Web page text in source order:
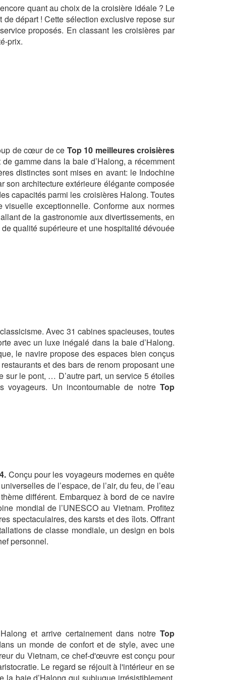
quant au choix de la croisière idéale ? Le
départ ! Cette sélection exclusive repose sur
proposés. En classant les croisières par
prix.
de cœur de ce Top 10 meilleures croisières
gamme dans la baie d’Halong, a récemment
distinctes sont mises en avant: le Indochine
son architecture extérieure élégante composée
capacités parmi les croisières Halong. Toutes
exceptionnelle. Conforme aux normes
de la gastronomie aux divertissements, en
qualité supérieure et une hospitalité dévouée
Avec 31 cabines spacieuses, toutes
avec un luxe inégalé dans la baie d’Halong.
le navire propose des espaces bien conçus
et des bars de renom proposant une
sur le pont, … D’autre part, un service 5 étoiles
Un incontournable de notre Top
Conçu pour les voyageurs modernes en quête
de l’espace, de l’air, du feu, de l’eau
différent. Embarquez à bord de ce navire
mondial de l’UNESCO au Vietnam. Profitez
spectaculaires, des karsts et des îlots. Offrant
de classe mondiale, un design en bois
personnel.
et arrive certainement dans notre Top
un monde de confort et de style, avec une
du Vietnam, ce chef-d'œuvre est conçu pour
Le regard se réjouit à l'intérieur en se